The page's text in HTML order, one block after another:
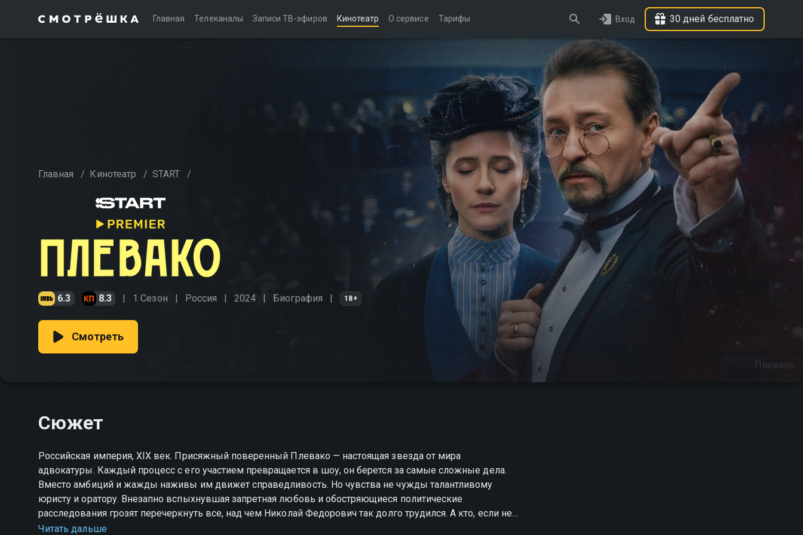
Главная Телеканалы Записи ТВ-эфиров Кинотеатр О сервисе Тарифы Вход 30 дней бесплатно
Главная / Кинотеатр / START /
6.3 8.3 1 Сезон Россия 2024 Биография 18+
Плевако
Смотреть
Сюжет
Российская империя, XIX век. Присяжный поверенный Плевако — настоящая звезда от мира
адвокатуры. Каждый процесс с его участием превращается в шоу, он берется за самые сложные дела.
Вместо амбиций и жажды наживы им движет справедливость. Но чувства не чужды талантливому
юристу и оратору. Внезапно вспыхнувшая запретная любовь и обостряющиеся политические
расследования грозят перечеркнуть все, над чем Николай Федорович так долго трудился. А кто, если не
он, протянет руку помощи людям, нуждающимся в честном суде?
Читать дальше